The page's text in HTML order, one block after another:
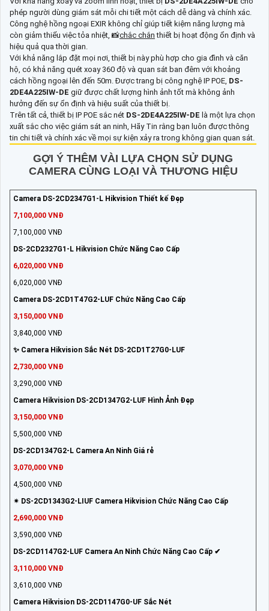
phép người dùng giám sát mỗi chi tiết một cách dễ dàng và chính xác.
Công nghệ hồng ngoại EXIR không chỉ giúp tiết kiệm năng lượng mà
còn giảm thiểu việc tỏa nhiệt, 📸chắc chắn thiết bị hoạt động ổn định và
hiệu quả qua thời gian.
Với khả năng lắp đặt mọi nơi, thiết bị này phù hợp cho gia đình và căn
hộ, có khả năng quét xoay 360 độ và quan sát ban đêm với khoảng
cách hồng ngoại lên đến 50m. Được trang bị công nghệ IP POE, DS-
2DE4A225IW-DE giữ được chất lượng hình ảnh tốt mà không ảnh
hưởng đến sự ổn định và hiệu suất của thiết bị.
Trên tất cả, thiết bị IP POE sắc nét DS-2DE4A225IW-DE là một lựa chọn
xuất sắc cho việc giám sát an ninh, Hãy Tin rằng bạn luôn được thông
tin chi tiết và chính xác về mọi sự kiện xảy ra trong không gian quan sát.
GỢI Ý THÊM VÀI LỰA CHỌN SỬ DỤNG
CAMERA CÙNG LOẠI VÀ THƯƠNG HIỆU
Camera DS-2CD2347G1-L Hikvision Thiết kế Đẹp
7,100,000 VNĐ
7,100,000 VNĐ
DS-2CD2327G1-L Hikvision Chức Năng Cao Cấp
6,020,000 VNĐ
6,020,000 VNĐ
Camera DS-2CD1T47G2-LUF Chức Năng Cao Cấp
3,150,000 VNĐ
3,840,000 VNĐ
✨ Camera Hikvision Sắc Nét DS-2CD1T27G0-LUF
2,730,000 VNĐ
3,290,000 VNĐ
Camera Hikvision DS-2CD1347G2-LUF Hình Ảnh Đẹp
3,150,000 VNĐ
5,500,000 VNĐ
DS-2CD1347G2-L Camera An Ninh Giá rẻ
3,070,000 VNĐ
4,500,000 VNĐ
✴ DS-2CD1343G2-LIUF Camera Hikvision Chức Năng Cao Cấp
2,690,000 VNĐ
3,590,000 VNĐ
DS-2CD1147G2-LUF Camera An Ninh Chức Năng Cao Cấp ✔
3,110,000 VNĐ
3,610,000 VNĐ
Camera Hikvision DS-2CD1147G0-UF Sắc Nét